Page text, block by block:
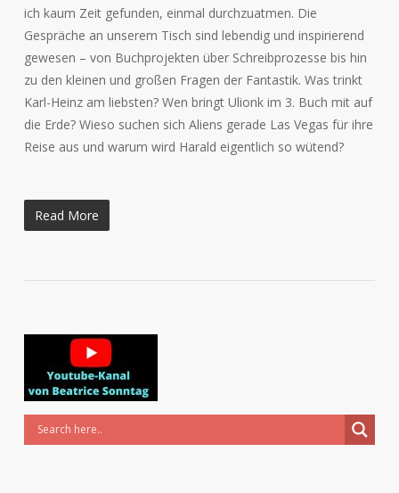
ich kaum Zeit gefunden, einmal durchzuatmen. Die
Gespräche an unserem Tisch sind lebendig und inspirierend
gewesen – von Buchprojekten über Schreibprozesse bis hin
zu den kleinen und großen Fragen der Fantastik. Was trinkt
Karl-Heinz am liebsten? Wen bringt Ulionk im 3. Buch mit auf
die Erde? Wieso suchen sich Aliens gerade Las Vegas für ihre
Reise aus und warum wird Harald eigentlich so wütend?
Read More